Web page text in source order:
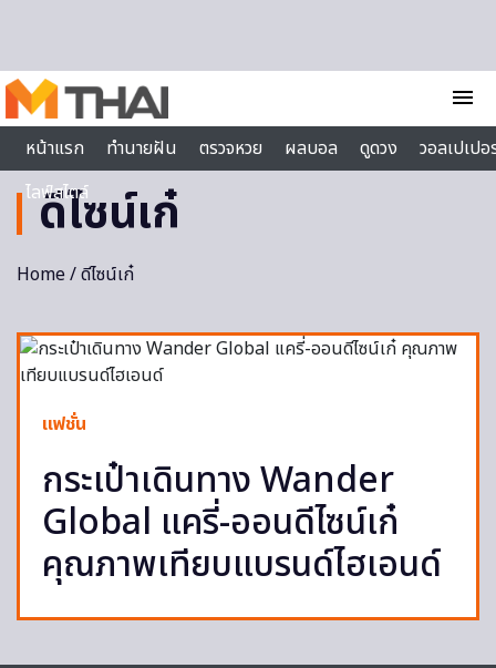
menu
หน้าแรก
ทำนายฝัน ตรวจหวย ผลบอล ดูดวง
วอลเปเป
ไลฟ์สไตล์
ดีไซน์เก๋
Home/ ดีไซน์เก๋
แฟชั่น
กระเป๋าเดินทาง Wander
Global แครี่-ออนดีไซน์เก๋
คุณภาพเทียบแบรนด์ไฮเอนด์